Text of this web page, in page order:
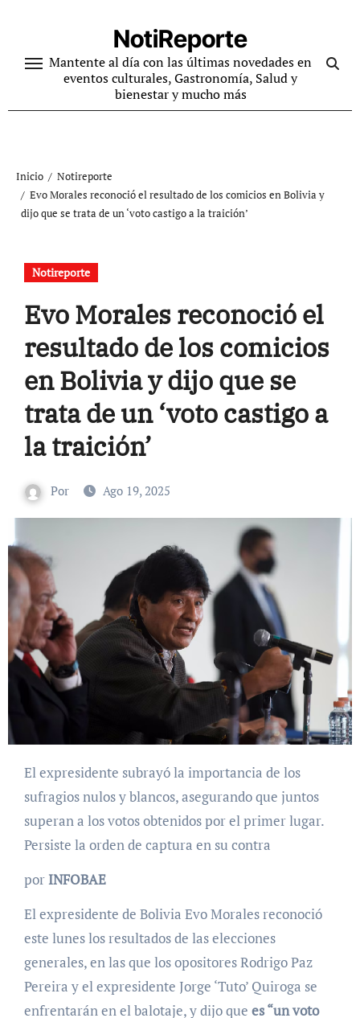
contenido
NotiReporte
Mantente al día con las últimas novedades en
eventos culturales, Gastronomía, Salud y
bienestar y mucho más
Inicio
Notireporte
Evo Morales reconoció el resultado de los comicios en Bolivia y
dijo que se trata de un ‘voto castigo a la traición’
Notireporte
Evo Morales reconoció el
resultado de los comicios
en Bolivia y dijo que se
trata de un ‘voto castigo a
la traición’
Por Ago 19, 2025
El expresidente subrayó la importancia de los
sufragios nulos y blancos, asegurando que juntos
superan a los votos obtenidos por el primer lugar.
Persiste la orden de captura en su contra
porINFOBAE
El expresidente de Bolivia Evo Morales reconoció
este lunes los resultados de las elecciones
generales, en las que los opositores Rodrigo Paz
Pereira y el expresidente Jorge ‘Tuto’ Quiroga se
enfrentarán en el balotaje, y dijo que es “un voto